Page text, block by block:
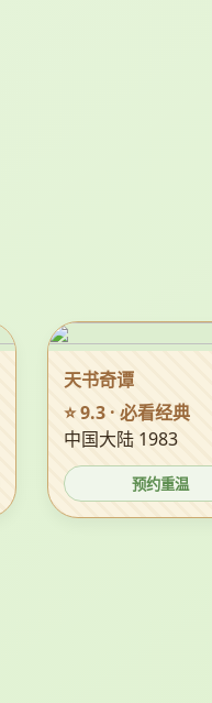
天书奇谭
⭐ 9.3 · 必看经典
中国大陆 1983
预约重温